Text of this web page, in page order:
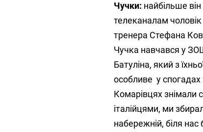
Чучки: найбільше
телеканалам
тренера Стефана
Чучка навчався у
Батуліна, який з
особливе у спогадах
Комарівцях знімали
італійцями, ми
набережній, біля